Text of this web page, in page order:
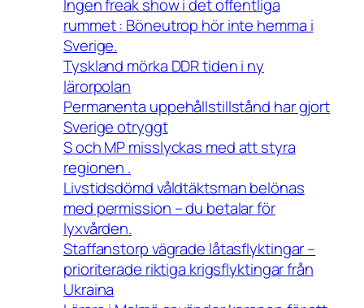
Ingen freak show i det offentliga
rummet : Böneutrop hör inte hemma i
Sverige.
Tyskland mörka DDR tiden i ny
lärorpolan
Permanenta uppehållstillstånd har gjort
Sverige otryggt
S och MP misslyckas med att styra
regionen .
Livstidsdömd våldtäktsman belönas
med permission – du betalar för
lyxvården.
Staffanstorp vägrade låtasflyktingar –
prioriterade riktiga krigsflyktingar från
Ukraina